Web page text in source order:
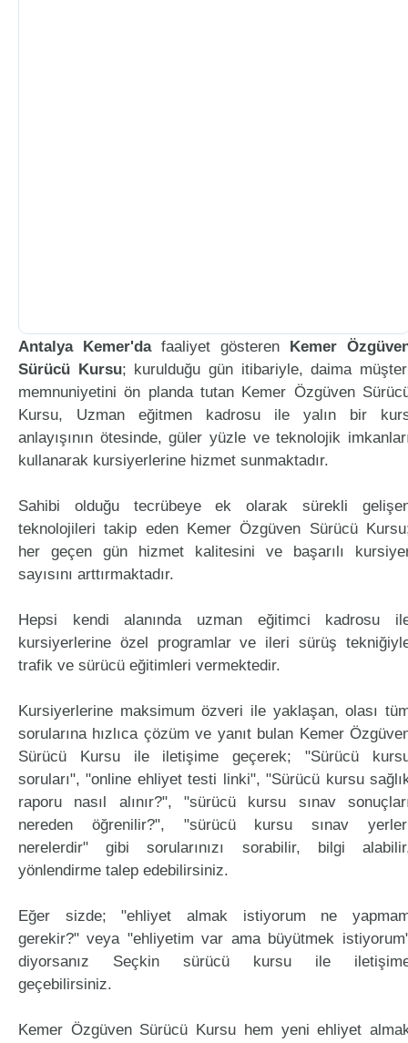
Antalya Kemer'dafaaliyet gösteren Kemer
Sürücü Kursu; kurulduğu gün itibariyle, daima
memnuniyetini ön planda tutan Kemer Özgüven
Kursu, Uzman eğitmen kadrosu ile yalın bir
anlayışının ötesinde, güler yüzle ve teknolojik
kullanarak kursiyerlerine hizmet sunmaktadır.
Sahibi olduğu tecrübeye ek olarak sürekli
teknolojileri takip eden Kemer Özgüven Sürücü
her geçen gün hizmet kalitesini ve başarılı
sayısını arttırmaktadır.
Hepsi kendi alanında uzman eğitimci kadrosu
kursiyerlerine özel programlar ve ileri sürüş
trafik ve sürücü eğitimleri vermektedir.
Kursiyerlerine maksimum özveri ile yaklaşan, olası
sorularına hızlıca çözüm ve yanıt bulan Kemer
Sürücü Kursu ile iletişime geçerek; "Sürücü
soruları", "online ehliyet testi linki", "Sürücü kursu
raporu nasıl alınır?", "sürücü kursu sınav
nereden öğrenilir?", "sürücü kursu sınav
nerelerdir" gibi sorularınızı sorabilir, bilgi
yönlendirme talep edebilirsiniz.
Eğer sizde; "ehliyet almak istiyorum ne
gerekir?" veya "ehliyetim var ama büyütmek
diyorsanız Seçkin sürücü kursu ile
geçebilirsiniz.
Kemer Özgüven Sürücü Kursu hem yeni ehliyet